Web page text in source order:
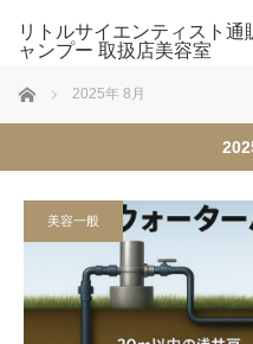
リトルサイエンティスト
ャンプー 取扱店美容室
ホーム 2025年 8月
美容一般